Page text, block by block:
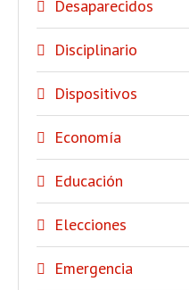
Desaparecidos
Disciplinario
Dispositivos
Economía
Educación
Elecciones
Emergencia